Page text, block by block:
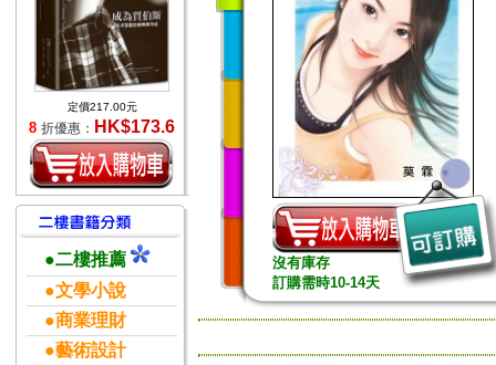
定價217.00元
8 折優惠： HK$173.6
●二樓推薦
●文學小說
●商業理財
●藝術設計
沒有庫存
訂購需時10-14天